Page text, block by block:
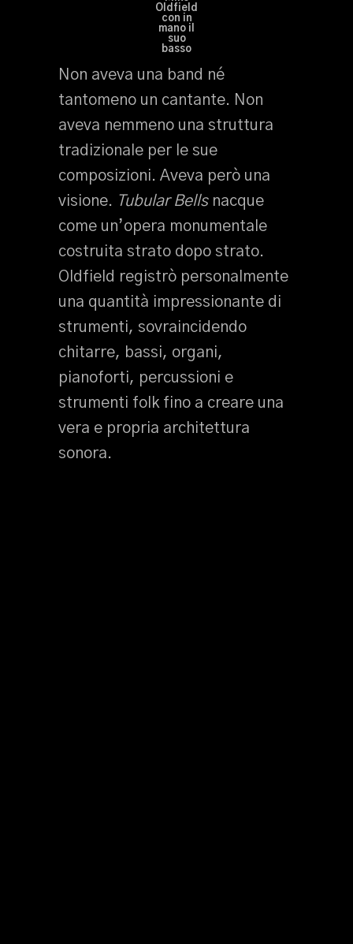
Oldfield
con in
mano il
suo
basso
Non aveva una band né
tantomeno un cantante. Non
aveva nemmeno una struttura
tradizionale per le sue
composizioni. Aveva però una
visione. Tubular Bellsnacque
come un’opera monumentale
costruita strato dopo strato.
Oldfield registrò personalmente
una quantità impressionante di
strumenti, sovraincidendo
chitarre, bassi, organi,
pianoforti, percussioni e
strumenti folk fino a creare una
vera e propria architettura
sonora.